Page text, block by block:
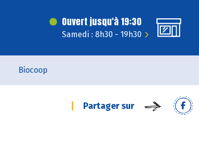
Ouvert jusqu'à 19:30
Samedi : 8h30 - 19h30
Biocoop
Partager sur